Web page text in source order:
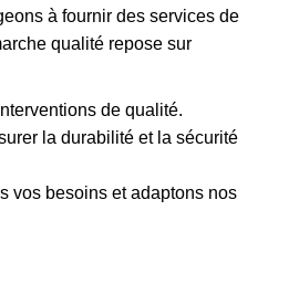
à fournir des services de
qualité repose sur
de qualité.
la durabilité et la sécurité
vos besoins et adaptons nos